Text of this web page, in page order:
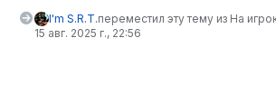
I'm S.R.T.переместил эту тему из На
15 авг. 2025 г., 22:56